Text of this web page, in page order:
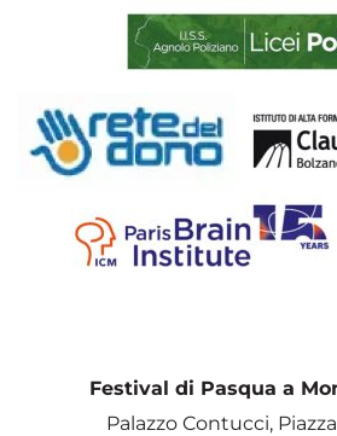
Festival di Pasqua a
Palazzo Contucci,